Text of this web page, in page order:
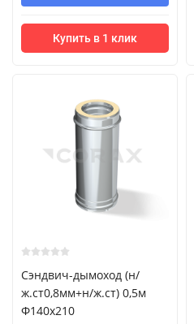
Купить в 1 клик
Сэндвич-дымоход (н/
ж.ст0,8мм+н/ж.ст) 0,5м
Ф140х210